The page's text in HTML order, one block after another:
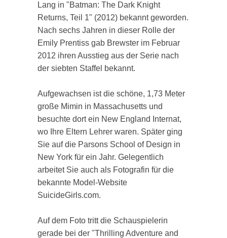
Lang in "Batman: The Dark Knight
Returns, Teil 1" (2012) bekannt geworden.
Nach sechs Jahren in dieser Rolle der
Emily Prentiss gab Brewster im Februar
2012 ihren Ausstieg aus der Serie nach
der siebten Staffel bekannt.
Aufgewachsen ist die schöne, 1,73 Meter
große Mimin in Massachusetts und
besuchte dort ein New England Internat,
wo Ihre Eltern Lehrer waren. Später ging
Sie auf die Parsons School of Design in
New York für ein Jahr. Gelegentlich
arbeitet Sie auch als Fotografin für die
bekannte Model-Website
SuicideGirls.com.
Auf dem Foto tritt die Schauspielerin
gerade bei der "Thrilling Adventure and